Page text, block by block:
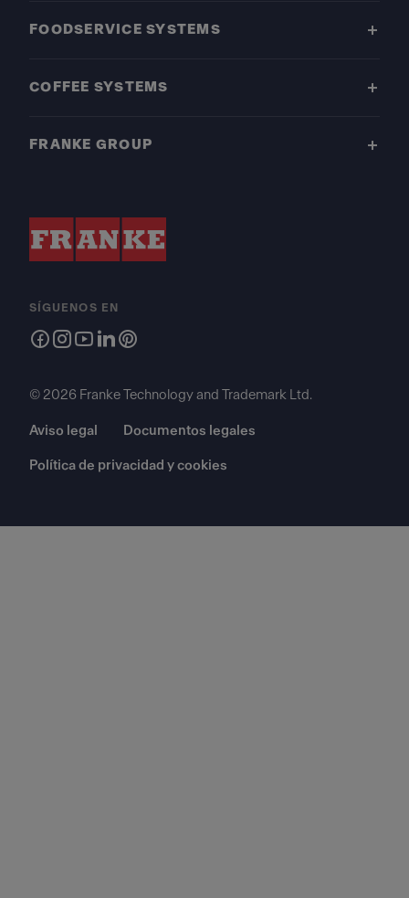
FOODSERVICE SYSTEMS
COFFEE SYSTEMS
FRANKE GROUP
SÍGUENOS EN
© 2026 Franke Technology and Trademark Ltd.
Aviso legal Documentos legales
Política de privacidad y cookies